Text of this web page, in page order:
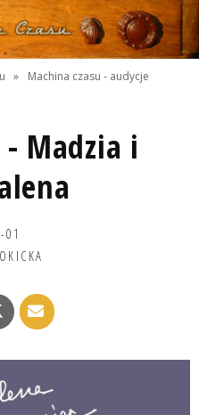
» Machina czasu - audycje
Madzia i